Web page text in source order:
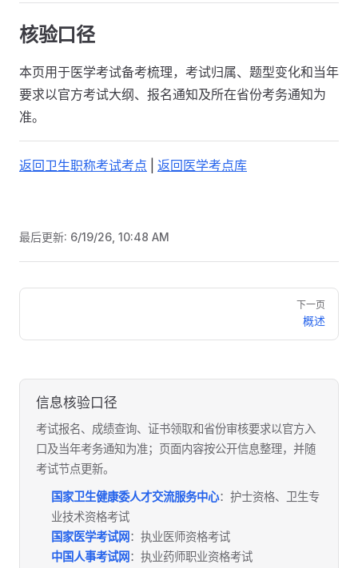
核验口径
本页用于医学考试备考梳理，考试归属、题型变化和当年
要求以官方考试大纲、报名通知及所在省份考务通知为
准。
返回卫生职称考试考点 返回医学考点库
最后更新: 6/19/26, 10:48 AM
Pager
下一页
概述
信息核验口径
考试报名、成绩查询、证书领取和省份审核要求以官方入
口及当年考务通知为准；页面内容按公开信息整理，并随
考试节点更新。
国家卫生健康委人才交流服务中心：护士资格、卫生专
业技术资格考试
国家医学考试网 ：执业医师资格考试
中国人事考试网 ：执业药师职业资格考试